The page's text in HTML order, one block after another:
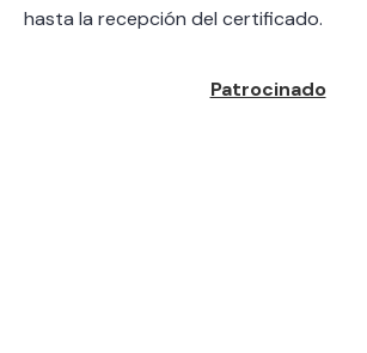
hasta la recepción del certificado.